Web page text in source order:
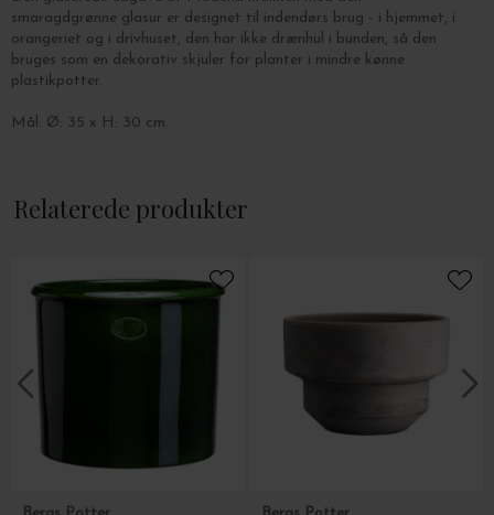
smaragdgrønne glasur er designet til indendørs brug - i hjemmet, i
orangeriet og i drivhuset, den har ikke drænhul i bunden, så den
bruges som en dekorativ skjuler for planter i mindre kønne
plastikpotter.
Mål: Ø: 35 x H: 30 cm.
Relaterede produkter